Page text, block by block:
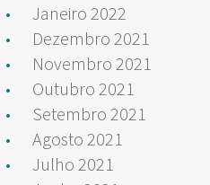
Janeiro 2022
Dezembro 2021
Novembro 2021
Outubro 2021
Setembro 2021
Agosto 2021
Julho 2021